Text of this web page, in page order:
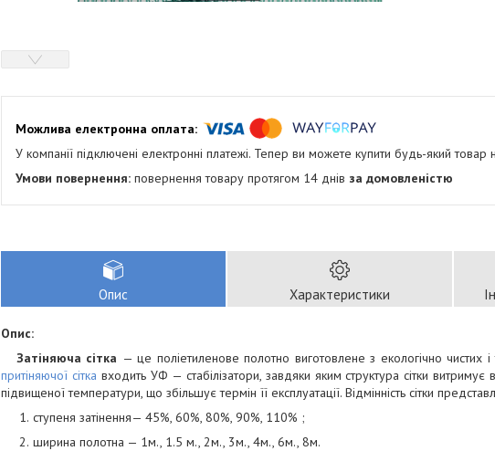
У компанії підключені електронні платежі. Тепер ви можете купити будь-який товар
повернення товару протягом 14 днів за домовленістю
Опис Характеристики
Опис:
Затіняюча сітка — це поліетиленове полотно виготовлене з екологічно чистих
притіняючої сітка входить УФ — стабілізатори, завдяки яким структура сітки
підвищеної температури, що збільшує термін її експлуатації. Відмінність сітки
ступеня затінення— 45%, 60%, 80%, 90%, 110% ;
ширина полотна — 1м., 1.5 м., 2м., 3м., 4м., 6м., 8м.